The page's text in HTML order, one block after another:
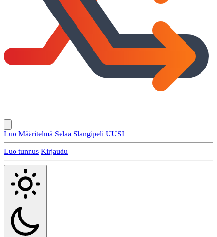
Luo Määritelmä Selaa Slangipeli UUSI
Luo tunnus Kirjaudu